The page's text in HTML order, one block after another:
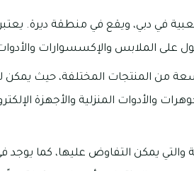
في دبي، ويقع في منطقة ديرة.
على الملابس والإكسسوارات
من المنتجات المختلفة، حيث يمكن
والأدوات المنزلية والأجهزة
والتي يمكن التفاوض عليها، كما يوجد